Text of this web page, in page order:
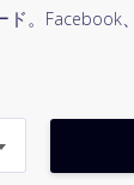
。